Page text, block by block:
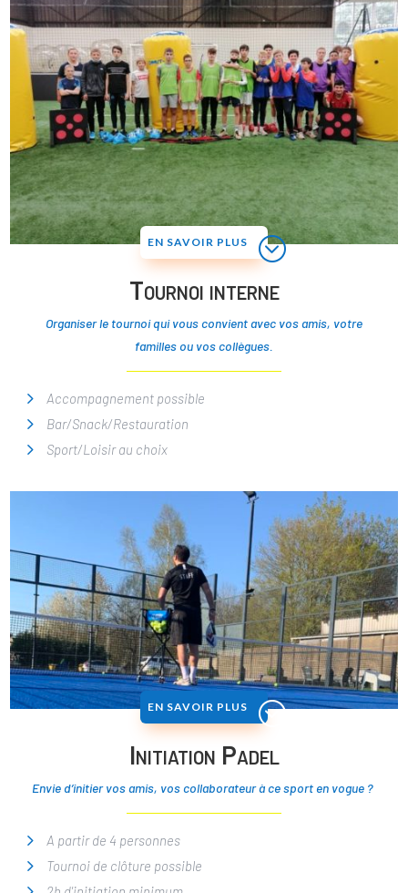
EN SAVOIR PLUS
Tournoi interne
Organiser le tournoi qui vous convient avec vos amis, votre
familles ou vos collègues.
Accompagnement possible
Bar/Snack/Restauration
Sport/Loisir au choix
EN SAVOIR PLUS
Initiation Padel
Envie d’initier vos amis, vos collaborateur à ce sport en vogue ?
A partir de 4 personnes
Tournoi de clôture possible